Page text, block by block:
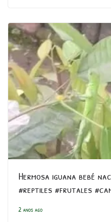
Hermosa iguana bebé
#reptiles #frutales
2 anos ago